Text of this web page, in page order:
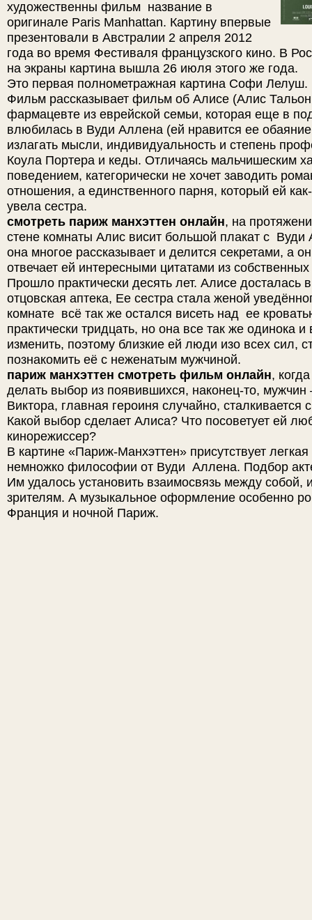
художественны фильм название в
оригинале Paris Manhattan. Картину впервые
презентовали в Австралии 2 апреля 2012
года во время Фестиваля французского кино. В
на экраны картина вышла 26 июля этого же года.
Это первая полнометражная картина Софи Лелуш.
Фильм рассказывает фильм об Алисе (Алис
фармацевте из еврейской семьи, которая еще в
влюбилась в Вуди Аллена (ей нравится ее
излагать мысли, индивидуальность и степень
Коула Портера и кеды. Отличаясь мальчишеским
поведением, категорически не хочет заводить
отношения, а единственного парня, который ей
увела сестра.
смотреть париж манхэттен онлайн, на
стене комнаты Алис висит большой плакат с Вуди
она многое рассказывает и делится секретами, а
отвечает ей интересными цитатами из
Прошло практически десять лет. Алисе досталась
отцовская аптека, Ее сестра стала женой
комнате всё так же остался висеть над ее
практически тридцать, но она все так же одинока
изменить, поэтому близкие ей люди изо всех сил,
познакомить её с неженатым мужчиной.
париж манхэттен смотреть фильм онлайн,
делать выбор из появившихся, наконец-то,
Виктора, главная героиня случайно,
Какой выбор сделает Алиса? Что посоветует ей
кинорежиссер?
В картине «Париж-Манхэттен» присутствует
немножко философии от Вуди Аллена. Подбор
Им удалось установить взаимосвязь между собой,
зрителям. А музыкальное оформление особенно
Франция и ночной Париж.